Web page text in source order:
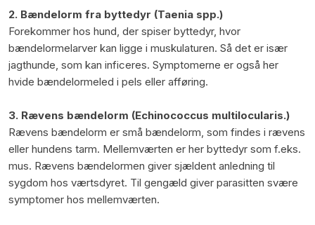
2. Bændelorm fra byttedyr (Taenia spp.)
Forekommer hos hund, der spiser byttedyr, hvor
bændelormelarver kan ligge i muskulaturen. Så det er især
jagthunde, som kan inficeres. Symptomerne er også her
hvide bændelormeled i pels eller afføring.
3. Rævens bændelorm (Echinococcus multilocularis.)
Rævens bændelorm er små bændelorm, som findes i rævens
eller hundens tarm. Mellemværten er her byttedyr som f.eks.
mus. Rævens bændelormen giver sjældent anledning til
sygdom hos værtsdyret. Til gengæld giver parasitten svære
symptomer hos mellemværten.